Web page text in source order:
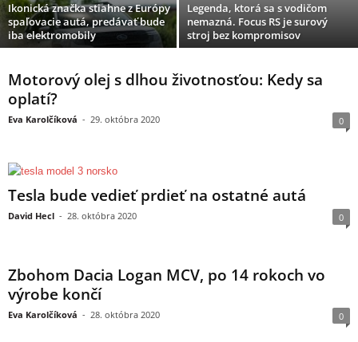
Ikonická značka stiahne z Európy
spaľovacie autá, predávať bude
iba elektromobily
Legenda, ktorá sa s vodičom
nemazná. Focus RS je surový
stroj bez kompromisov
Motorový olej s dlhou životnosťou: Kedy sa
oplatí?
Eva Karolčíková - 29. októbra 2020 0
Tesla bude vedieť prdieť na ostatné autá
David Hecl - 28. októbra 2020 0
Zbohom Dacia Logan MCV, po 14 rokoch vo
výrobe končí
Eva Karolčíková - 28. októbra 2020 0